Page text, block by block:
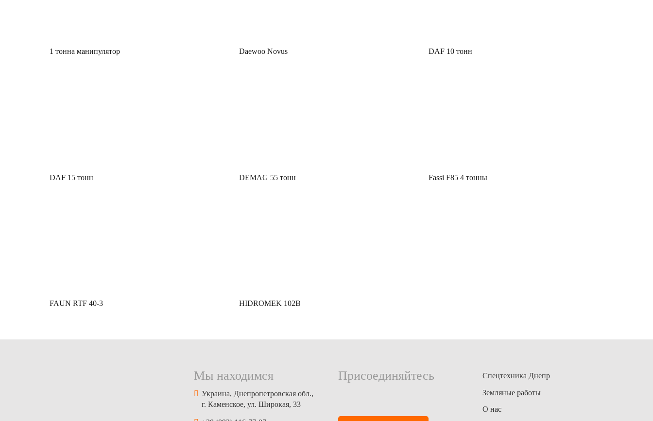
1 тонна манипулятор Daewoo Novus DAF 10 тонн
DAF 15 тонн DEMAG 55 тонн Fassi F85 4 тонны
FAUN RTF 40-3 HIDROMEK 102B
Мы находимся
Украина, Днепропетровская обл.,
г. Каменское, ул. Широкая, 33
Присоединяйтесь Спецтехника Днепр
Земляные работы
О нас